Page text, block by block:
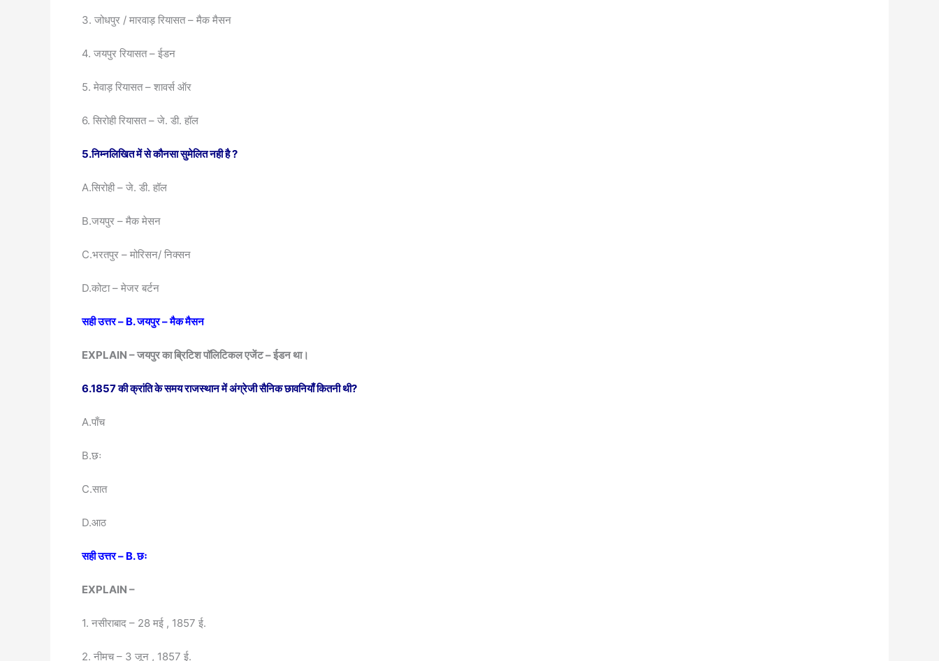
3. जोधपुर / मारवाड़ रियासत – मैक मैसन
4. जयपुर रियासत – ईडन
5. मेवाड़ रियासत – शावर्स ऑर
6. सिरोही रियासत – जे. डी. हॉल
5.निम्नलिखित में से कौनसा सुमेलित नही है?
A.सिरोही – जे. डी. हॉल
B.जयपुर – मैक मेसन
C.भरतपुर – मोरिसन/ निक्सन
D.कोटा – मेजर बर्टन
सही उत्तर – B. जयपुर – मैक मैसन
EXPLAIN – जयपुर का ब्रिटिश पॉलिटिकल एजेंट – ईडन था।
6.1857की क्रांति के समय राजस्थान में अंग्रेजी सैनिक छावनियाँ कितनी थी?
A.पाँच
B.छः
C.सात
D.आठ
सही उत्तर – B. छः
EXPLAIN –
1. नसीराबाद – 28 मई , 1857 ई.
2. नीमच – 3 जून , 1857 ई.